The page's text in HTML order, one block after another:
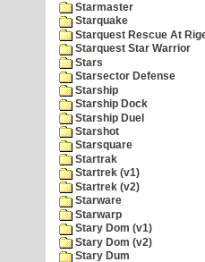
Starmaster
Starquake
Starquest Rescue At
Starquest Star Warrior
Stars
Starsector Defense
Starship
Starship Dock
Starship Duel
Starshot
Starsquare
Startrak
Startrek (v1)
Startrek (v2)
Starware
Starwarp
Stary Dom (v1)
Stary Dom (v2)
Stary Dum